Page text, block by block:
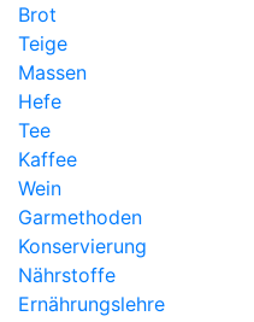
Brot
Teige
Massen
Hefe
Tee
Kaffee
Wein
Garmethoden
Konservierung
Nährstoffe
Ernährungslehre